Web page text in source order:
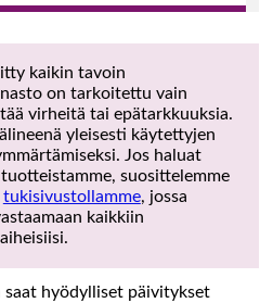
kaikin tavoin
on tarkoitettu vain
virheitä tai epätarkkuuksia.
yleisesti käytettyjen
Jos haluat
suosittelemme
tukisivustollamme, jossa
kaikkiin
hyödylliset päivitykset